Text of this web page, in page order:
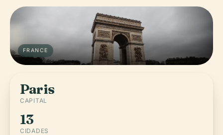
FRANCE
Paris
CAPITAL
13
CIDADES